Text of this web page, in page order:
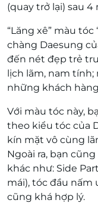
(quay trở lại) sau 4
“Lăng xê” màu
chàng Daesung
đến nét đẹp trẻ
lịch lãm, nam
những khách
Với màu tóc này,
theo kiểu tóc của
kín mặt vô cùng
Ngoài ra, bạn
khác như: Side
mái), tóc đầu nấm
cũng khá hợp lý.